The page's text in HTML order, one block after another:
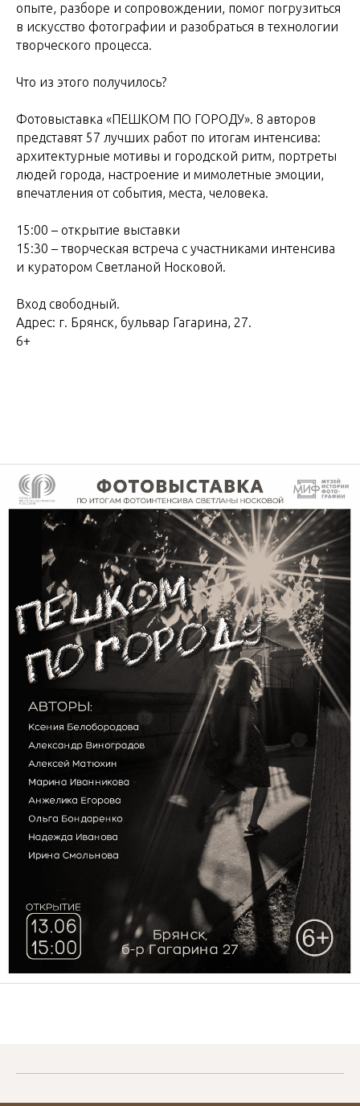
опыте, разборе и сопровождении, помог погрузиться
в искусство фотографии и разобраться в технологии
творческого процесса.
Что из этого получилось?
Фотовыставка «ПЕШКОМ ПО ГОРОДУ». 8 авторов
представят 57 лучших работ по итогам интенсива:
архитектурные мотивы и городской ритм, портреты
людей города, настроение и мимолетные эмоции,
впечатления от события, места, человека.
15:00 – открытие выставки
15:30 – творческая встреча с участниками интенсива
и куратором Светланой Носковой.
Вход свободный.
Адрес: г. Брянск, бульвар Гагарина, 27.
6+